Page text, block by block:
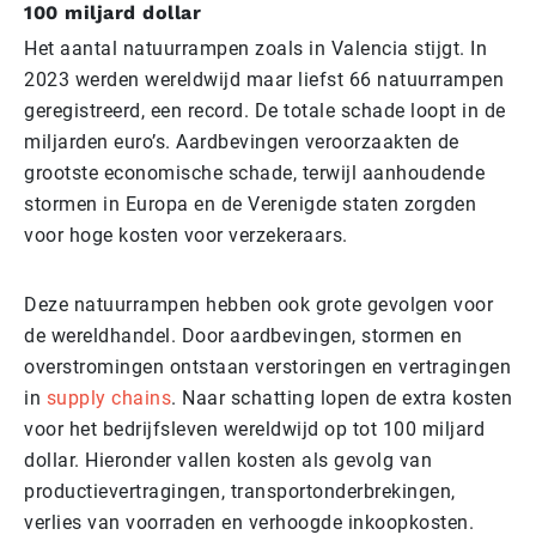
100 miljard dollar
Het aantal natuurrampen zoals in Valencia stijgt. In
2023 werden wereldwijd maar liefst 66 natuurrampen
geregistreerd, een record. De totale schade loopt in de
miljarden euro’s. Aardbevingen veroorzaakten de
grootste economische schade, terwijl aanhoudende
stormen in Europa en de Verenigde staten zorgden
voor hoge kosten voor verzekeraars.
Deze natuurrampen hebben ook grote gevolgen voor
de wereldhandel. Door aardbevingen, stormen en
overstromingen ontstaan verstoringen en vertragingen
in supply chains. Naar schatting lopen de extra kosten
voor het bedrijfsleven wereldwijd op tot 100 miljard
dollar. Hieronder vallen kosten als gevolg van
productievertragingen, transportonderbrekingen,
verlies van voorraden en verhoogde inkoopkosten.